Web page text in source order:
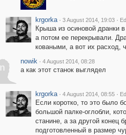
krgorka · 3 August 2014, 19:03 ·
Крыша из осиновой дранки
а потом ее перекрывали.
коваными, а вот их расход,
n
nowik · 4 August 2014, 08:28
а как этот станок выглядел
krgorka · 4 August 2014, 08:55 ·
Если коротко, то это было
большой палке-оглобли,
станине, а за другой конец
подготовленный в размер